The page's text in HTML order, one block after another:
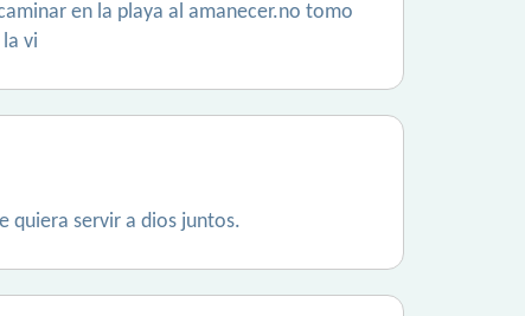
en la playa al amanecer.no tomo
vi
quiera servir a dios juntos.